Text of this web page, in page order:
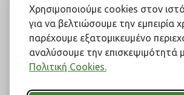
Χρησιμοποιούμε cookies στον
για να βελτιώσουμε την εμπειρία
παρέχουμε εξατομικευμένο
αναλύσουμε την επισκεψιμότητά
Πολιτική Cookies.
Ακολουθήστε μας!